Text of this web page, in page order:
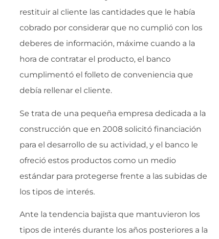
restituir al cliente las cantidades que le había
cobrado por considerar que no cumplió con los
deberes de información, máxime cuando a la
hora de contratar el producto, el banco
cumplimentó el folleto de conveniencia que
debía rellenar el cliente.
Se trata de una pequeña empresa dedicada a la
construcción que en 2008 solicitó financiación
para el desarrollo de su actividad, y el banco le
ofreció estos productos como un medio
estándar para protegerse frente a las subidas de
los tipos de interés.
Ante la tendencia bajista que mantuvieron los
tipos de interés durante los años posteriores a la